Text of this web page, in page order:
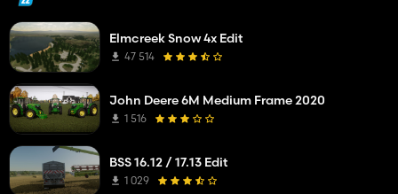
Elmcreek Snow 4x Edit
47 514
John Deere 6M Medium Frame 2020
1 516
BSS 16.12 / 17.13 Edit
1 029